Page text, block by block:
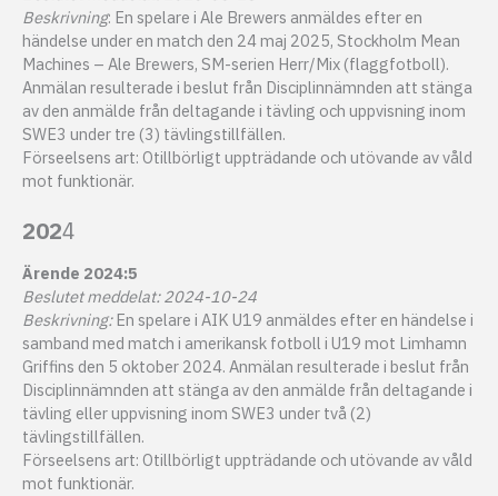
Beskrivning: En spelare i Ale Brewers anmäldes efter en
händelse under en match den 24 maj 2025, Stockholm Mean
Machines – Ale Brewers, SM-serien Herr/Mix (flaggfotboll).
Anmälan resulterade i beslut från Disciplinnämnden att stänga
av den anmälde från deltagande i tävling och uppvisning inom
SWE3 under tre (3) tävlingstillfällen.
Förseelsens art: Otillbörligt uppträdande och utövande av våld
mot funktionär.
2024
Ärende 2024:5
Beslutet meddelat: 2024-10-24
Beskrivning:En spelare i AIK U19 anmäldes efter en händelse i
samband med match i amerikansk fotboll i U19 mot Limhamn
Griffins den 5 oktober 2024. Anmälan resulterade i beslut från
Disciplinnämnden att stänga av den anmälde från deltagande i
tävling eller uppvisning inom SWE3 under två (2)
tävlingstillfällen.
Förseelsens art: Otillbörligt uppträdande och utövande av våld
mot funktionär.